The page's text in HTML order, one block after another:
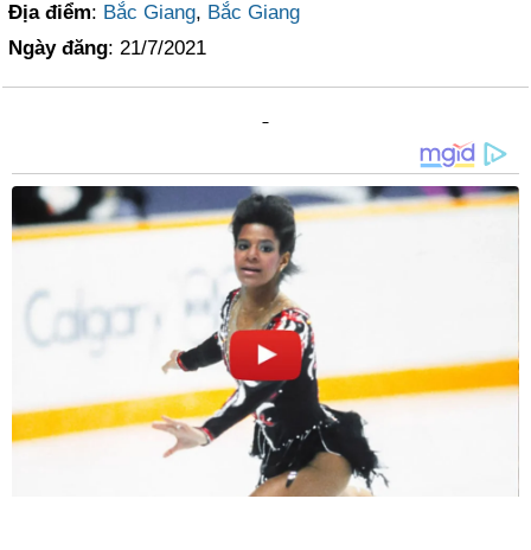
Địa điểm: Bắc Giang, Bắc Giang
Ngày đăng: 21/7/2021